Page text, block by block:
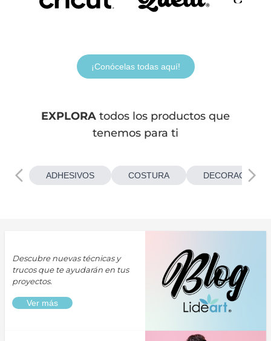
¡Conócelas todas aquí!
EXPLORA todos los productos que
tenemos para ti
ADHESIVOS COSTURA
Descubre nuevas técnicas y
trucos que te ayudarán en tus
proyectos.
Ver más